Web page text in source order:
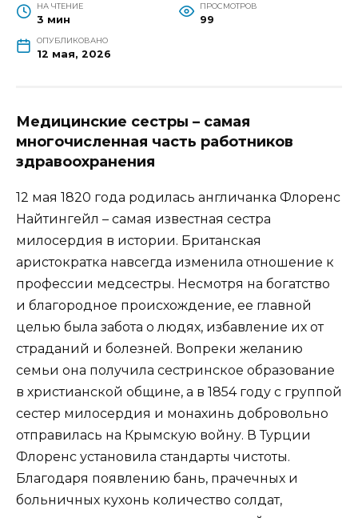
НА ЧТЕНИЕ
3 мин
ПРОСМОТРОВ
99
ОПУБЛИКОВАНО
12 мая, 2026
Медицинские сестры – самая
многочисленная часть работников
здравоохранения
12 мая 1820 года родилась англичанка Флоренс
Найтингейл – самая известная сестра
милосердия в истории. Британская
аристократка навсегда изменила отношение к
профессии медсестры. Несмотря на богатство
и благородное происхождение, ее главной
целью была забота о людях, избавление их от
страданий и болезней. Вопреки желанию
семьи она получила сестринское образование
в христианской общине, а в 1854 году с группой
сестер милосердия и монахинь добровольно
отправилась на Крымскую войну. В Турции
Флоренс установила стандарты чистоты.
Благодаря появлению бань, прачечных и
больничных кухонь количество солдат,